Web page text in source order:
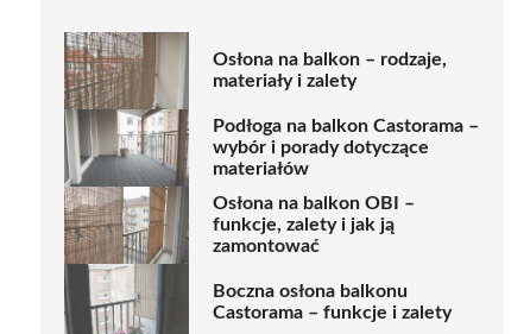
Osłona na balkon – rodzaje,
materiały i zalety
Podłoga na balkon Castorama –
wybór i porady dotyczące
materiałów
Osłona na balkon OBI –
funkcje, zalety i jak ją
zamontować
Boczna osłona balkonu
Castorama – funkcje i zalety